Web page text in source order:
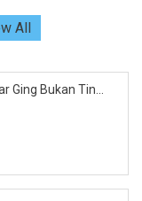
All
Ging Bukan Tin...